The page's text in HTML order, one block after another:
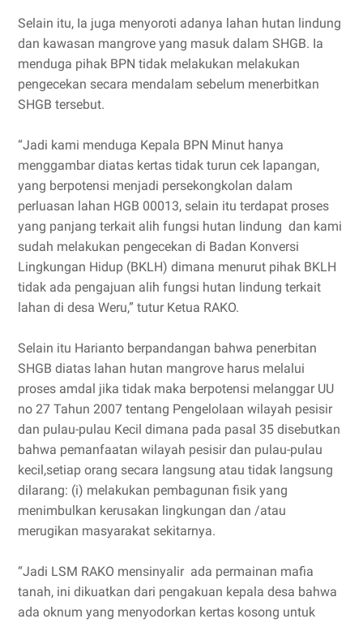
Selain itu, Ia juga menyoroti adanya lahan hutan lindung
dan kawasan mangrove yang masuk dalam SHGB. Ia
menduga pihak BPN tidak melakukan melakukan
pengecekan secara mendalam sebelum menerbitkan
SHGB tersebut.
“Jadi kami menduga Kepala BPN Minut hanya
menggambar diatas kertas tidak turun cek lapangan,
yang berpotensi menjadi persekongkolan dalam
perluasan lahan HGB 00013, selain itu terdapat proses
yang panjang terkait alih fungsi hutan lindung dan kami
sudah melakukan pengecekan di Badan Konversi
Lingkungan Hidup (BKLH) dimana menurut pihak BKLH
tidak ada pengajuan alih fungsi hutan lindung terkait
lahan di desa Weru,” tutur Ketua RAKO.
Selain itu Harianto berpandangan bahwa penerbitan
SHGB diatas lahan hutan mangrove harus melalui
proses amdal jika tidak maka berpotensi melanggar UU
no 27 Tahun 2007 tentang Pengelolaan wilayah pesisir
dan pulau-pulau Kecil dimana pada pasal 35 disebutkan
bahwa pemanfaatan wilayah pesisir dan pulau-pulau
kecil,setiap orang secara langsung atau tidak langsung
dilarang: (i) melakukan pembagunan fisik yang
menimbulkan kerusakan lingkungan dan /atau
merugikan masyarakat sekitarnya.
“Jadi LSM RAKO mensinyalir ada permainan mafia
tanah, ini dikuatkan dari pengakuan kepala desa bahwa
ada oknum yang menyodorkan kertas kosong untuk